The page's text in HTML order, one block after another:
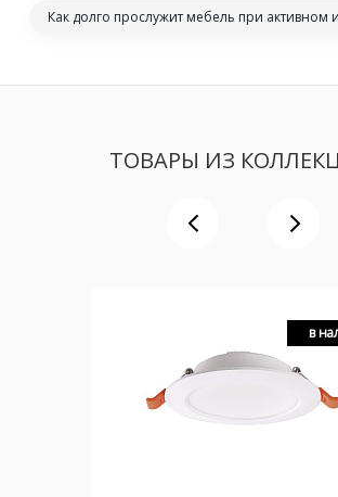
Как долго прослужит мебель при активном
ТОВАРЫ ИЗ
в